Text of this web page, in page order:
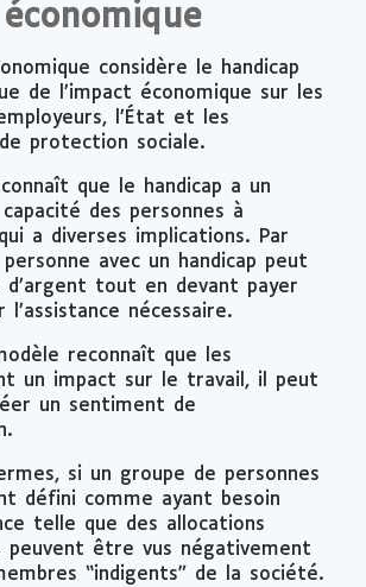
considère le handicap
de l’impact économique sur les
l’État et les
protection sociale.
que le handicap a un
des personnes à
a diverses implications. Par
avec un handicap peut
d’argent tout en devant payer
l’assistance nécessaire.
reconnaît que les
un impact sur le travail, il peut
un sentiment de
si un groupe de personnes
défini comme ayant besoin
telle que des allocations
peuvent être vus négativement
“indigents” de la société.